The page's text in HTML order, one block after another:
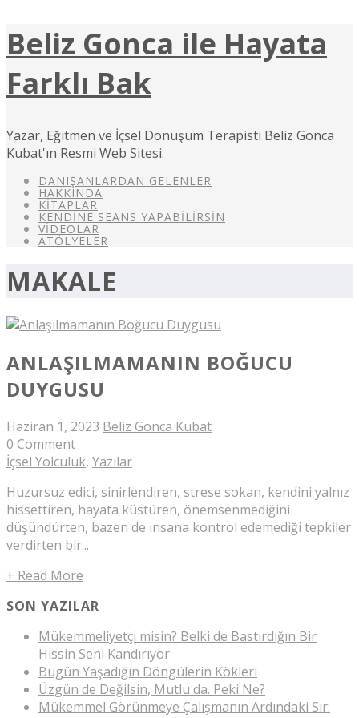
Beliz Gonca ile Hayata
Farklı Bak
Yazar, Eğitmen ve İçsel Dönüşüm Terapisti Beliz Gonca
Kubat'ın Resmi Web Sitesi.
DANIŞANLARDAN GELENLER
HAKKINDA
KITAPLAR
KENDINE SEANS YAPABILIRSIN
VIDEOLAR
ATÖLYELER
MAKALE
ANLAŞILMAMANIN BOĞUCU
DUYGUSU
Haziran 1, 2023 Beliz Gonca Kubat
0 Comment
İçsel Yolculuk, Yazılar
Huzursuz edici, sinirlendiren, strese sokan, kendini yalnız
hissettiren, hayata küstüren, önemsenmediğini
düşündürten, bazen de insana kontrol edemediği tepkiler
verdirten bir...
+ Read More
SON YAZILAR
Mükemmeliyetçi misin? Belki de Bastırdığın Bir
Hissin Seni Kandırıyor
Bugün Yaşadığın Döngülerin Kökleri
Üzgün de Değilsin, Mutlu da. Peki Ne?
Mükemmel Görünmeye Çalışmanın Ardındaki Sır: